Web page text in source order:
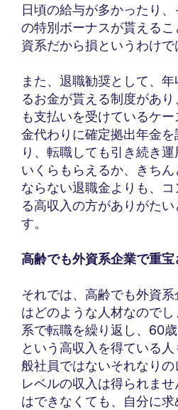
日頃の給与が多かったり
の特別ボーナスが貰える
資系だから損というわけで
また、退職勧奨として、
るお金が貰える制度があ
も支払いを受けているケ
金代わりに確定拠出年金
り、転職しても引き続き運
いくらもらえるか、きち
ならない退職金よりも、
る高収入の方がありがた
す。
高齢でも外資系企業で重宝
それでは、高齢でも外資
はどのような人材なので
系で転職を繰り返し、60
という高収入を得ている
般社員ではないそれなり
レベルの収入は得られま
はできなくても、自分に